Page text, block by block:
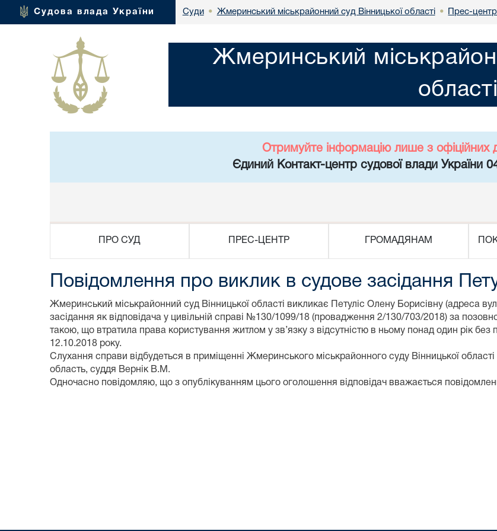
Судова влада України Суди • Жмеринський міськрайонний суд Вінницької області • Прес-центр
Жмеринський
області
Отримуйте інформацію лише з офіційних
Єдиний Контакт-центр судової влади України
ПРО СУД ПРЕС-ЦЕНТР ГРОМАДЯНАМ
Повідомлення про виклик в судове засідання
Жмеринський міськрайонний суд Вінницької області викликає Петуліс Олену Борисівну (адреса
засідання як відповідача у цивільній справі №130/1099/18 (провадження 2/130/703/2018) за
такою, що втратила права користування житлом у зв’язку з відсутністю в ньому понад один рік
12.10.2018 року.
Слухання справи відбудеться в приміщенні Жмеринського міськрайонного суду Вінницької
область, суддя Вернік В.М.
Одночасно повідомляю, що з опублікуванням цього оголошення відповідач вважається